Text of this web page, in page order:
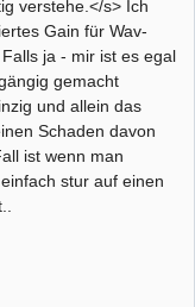
verstehe.</s> Ich
Gain für Wav-
ja - mir ist es egal
gemacht
und allein das
Schaden davon
ist wenn man
stur auf einen